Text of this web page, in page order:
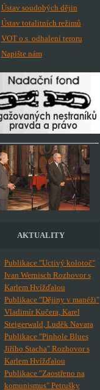
Ústav soudobých dějin
Ústav totalitních režimů
VOT o.s. odhalení teroru
Napište nám
AKTUALITY
Publikace "Uctivý kolotoč"
Ivan Wernisch Rozhovor s
Karlem Hvížďalou
Publikace "Dějiny v manéži"
Vladimír Kučera, Karel
Steigerwald, Luděk Navara
Publikace "Pinhole Blues
Jiřího Stacha" Rozhovor s
Karlem Hvížďalou
Publikace "Zaostřeno na
komunismus" Petrušky